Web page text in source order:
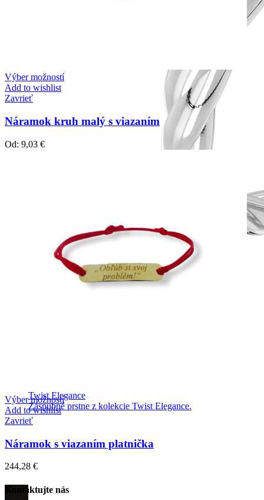
Twist Elegance
Zásnubné prstne z kolekcie Twist Elegance.
Výber možností
Add to wishlist
Zavrieť
Náramok kruh malý s viazaním
Od: 9,03 €
Výber možností
Add to wishlist
Zavrieť
Náramok s viazaním platnička
244,28 €
Kontaktujte nás